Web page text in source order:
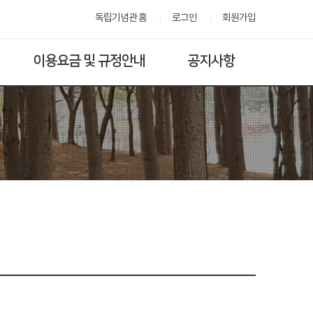
독립기념관 홈 로그인 회원가입
이용요금 및 규정안내 공지사항